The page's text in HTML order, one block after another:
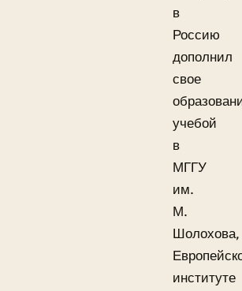
в
Россию
дополнил
свое
учебой
в
МГГУ
им.
М.
Шолохова,
институте